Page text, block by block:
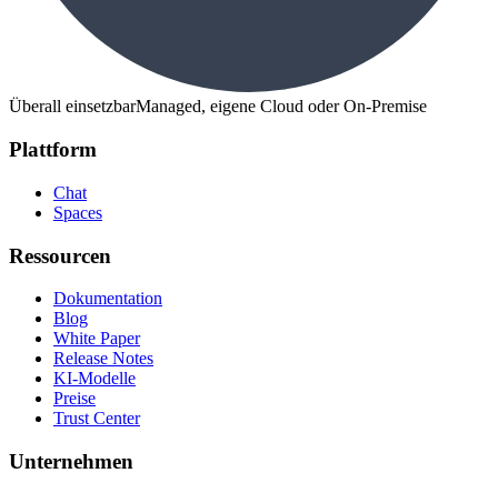
Überall einsetzbarManaged, eigene Cloud oder On-Premise
Plattform
Chat
Spaces
Ressourcen
Dokumentation
Blog
White Paper
Release Notes
KI-Modelle
Preise
Trust Center
Unternehmen